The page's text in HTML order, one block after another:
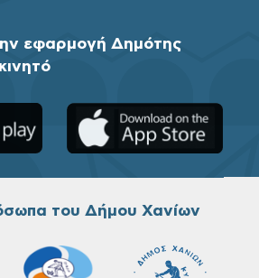
εφαρμογή Δημότης
του Δήμου Χανίων